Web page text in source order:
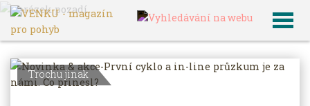
VENKU Archiv článků
Trochu jinak